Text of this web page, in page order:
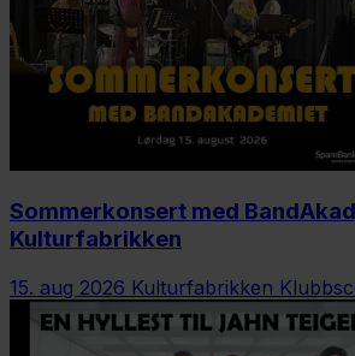
Sommerkonsert med
Kulturfabrikken
15. aug 2026 Kulturfabrikken